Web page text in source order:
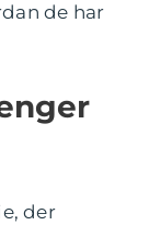
de har
der